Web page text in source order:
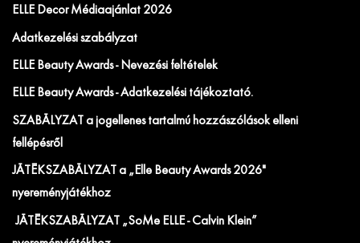
ELLE Decor Médiaajánlat 2026
Adatkezelési szabályzat
ELLE Beauty Awards - Nevezési feltételek
ELLE Beauty Awards - Adatkezelési tájékoztató.
SZABÁLYZAT a jogellenes tartalmú hozzászólások elleni
fellépésről
JÁTÉKSZABÁLYZAT a „Elle Beauty Awards 2026"
nyereményjátékhoz
JÁTÉKSZABÁLYZAT „SoMe ELLE - Calvin Klein”